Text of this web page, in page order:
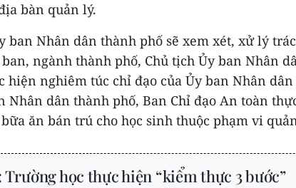
bàn quản lý.
ban Nhân dân thành phố sẽ xem xét, xử lý
ngành thành phố, Chủ tịch Ủy ban Nhân
hiện nghiêm túc chỉ đạo của Ủy ban Nhân
Nhân dân thành phố, Ban Chỉ đạo An toàn
ăn bán trú cho học sinh thuộc phạm vi
Trường học thực hiện “kiểm thực 3 bước”